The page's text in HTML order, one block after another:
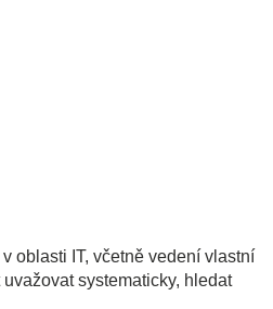
oblasti IT, včetně vedení vlastní
systematicky, hledat